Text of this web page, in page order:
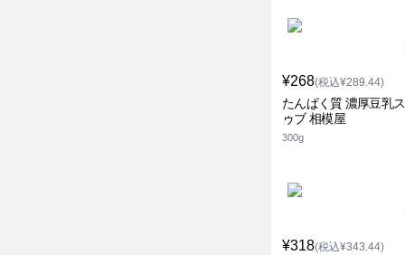
¥268(税込¥289.44)
たんぱく質 濃厚豆乳
ゥブ 相模屋
300g
¥318(税込¥343.44)